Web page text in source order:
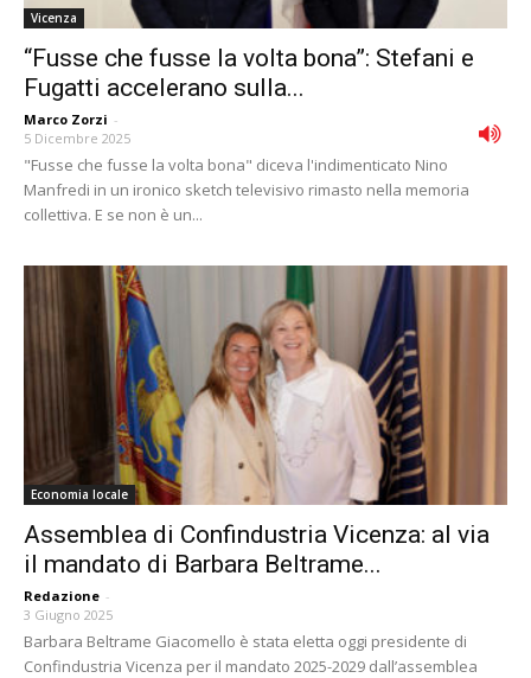
Vicenza
“Fusse che fusse la volta bona”: Stefani e
Fugatti accelerano sulla...
Marco Zorzi -
5 Dicembre 2025
"Fusse che fusse la volta bona" diceva l'indimenticato Nino
Manfredi in un ironico sketch televisivo rimasto nella memoria
collettiva. E se non è un...
Economia locale
Assemblea di Confindustria Vicenza: al via
il mandato di Barbara Beltrame...
Redazione -
3 Giugno 2025
Barbara Beltrame Giacomello è stata eletta oggi presidente di
Confindustria Vicenza per il mandato 2025-2029 dall’assemblea